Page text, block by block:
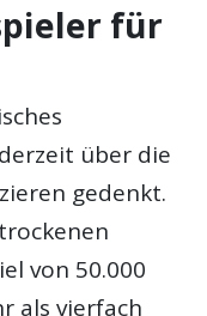
für
über die
gedenkt.
von 50.000
als vierfach